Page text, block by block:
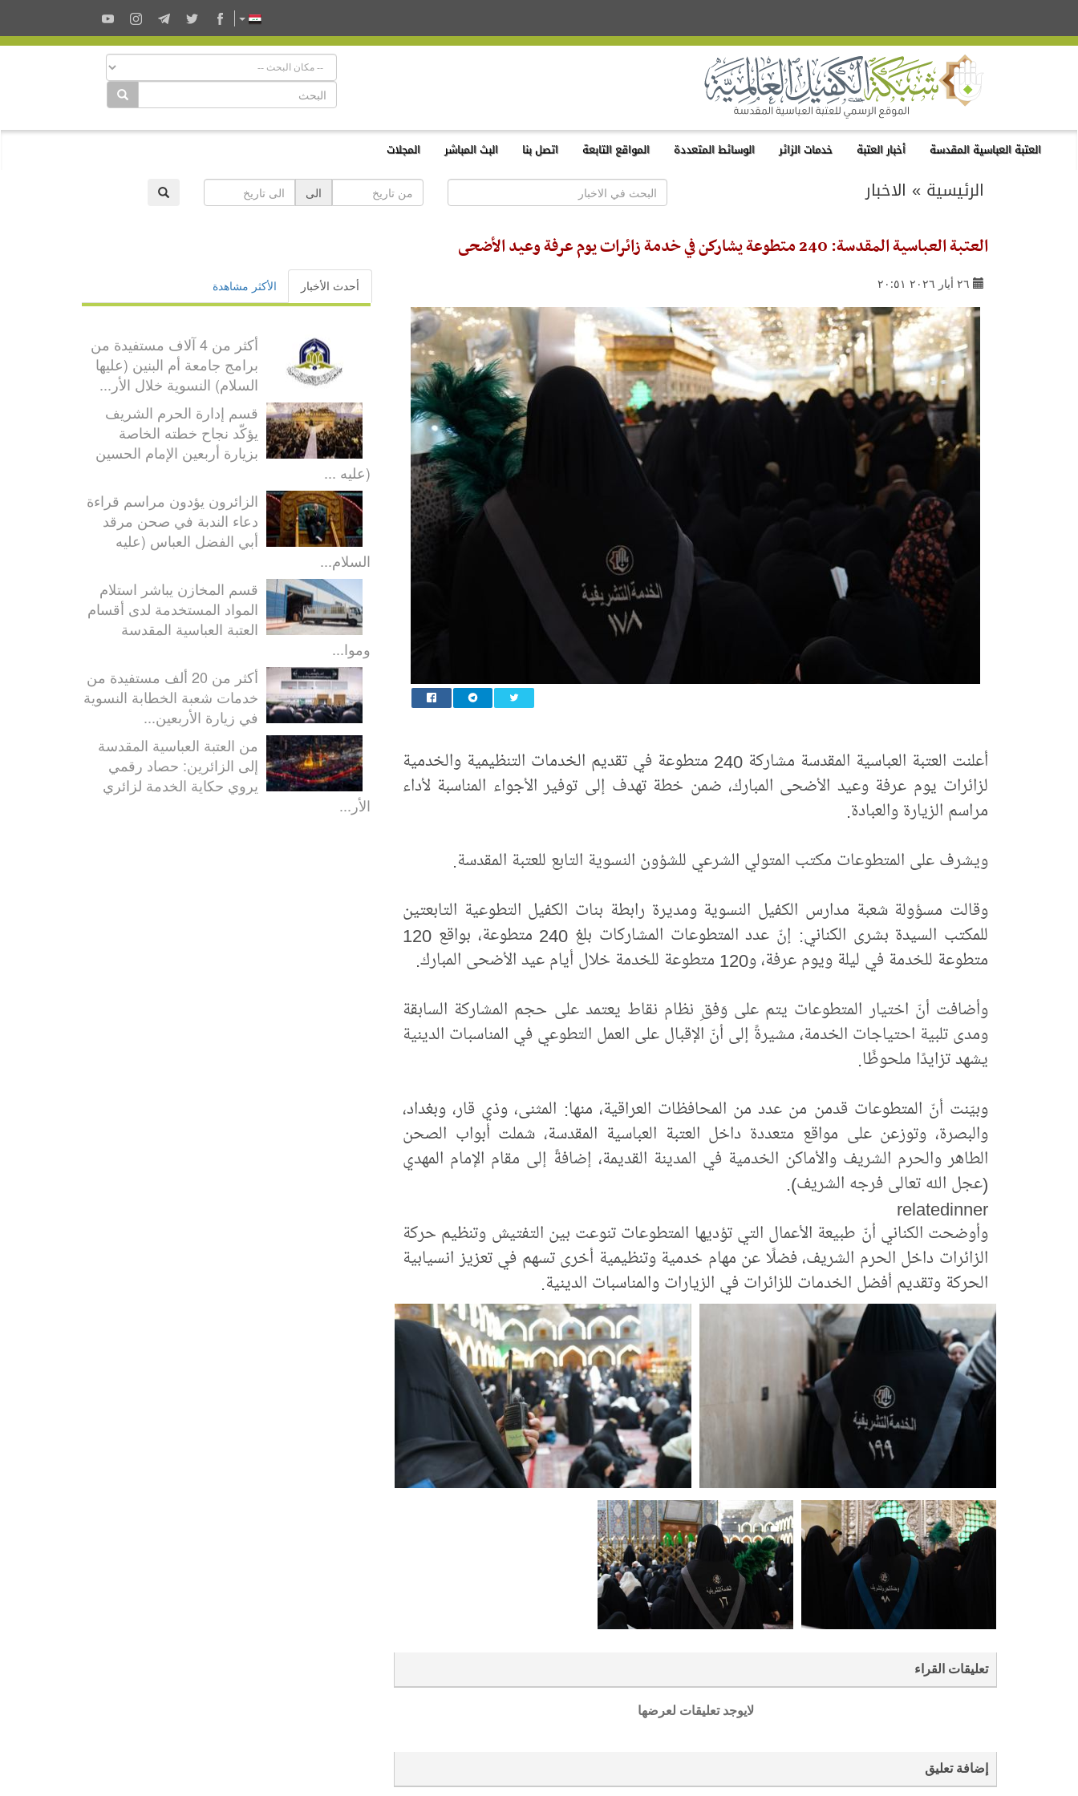
العتبة العباسية المقدسة أخبار العتبة خدمات الزائر الوسائط المتعددة المواقع التابعة اتصل بنا البث المباشر المجلات
الرئيسية » الاخبار الى
العتبة العباسية المقدسة: 240 متطوعة يشاركن في خدمة زائرات يوم عرفة وعيد الأضحى
٢٦ أيار ٢٠٢٦ ٢٠:٥١
أعلنت العتبة العباسية المقدسة مشاركة 240 متطوعة في تقديم الخدمات التنظيمية والخدمية
لزائرات يوم عرفة وعيد الأضحى المبارك، ضمن خطة تهدف إلى توفير الأجواء المناسبة لأداء
مراسم الزيارة والعبادة.
ويشرف على المتطوعات مكتب المتولي الشرعي للشؤون النسوية التابع للعتبة المقدسة.
وقالت مسؤولة شعبة مدارس الكفيل النسوية ومديرة رابطة بنات الكفيل التطوعية التابعتين
للمكتب السيدة بشرى الكناني: إنّ عدد المتطوعات المشاركات بلغ 240 متطوعة، بواقع 120
متطوعة للخدمة في ليلة ويوم عرفة، و120 متطوعة للخدمة خلال أيام عيد الأضحى المبارك.
وأضافت أنّ اختيار المتطوعات يتم على وَفقِ نظام نقاط يعتمد على حجم المشاركة السابقة
ومدى تلبية احتياجات الخدمة، مشيرةً إلى أنّ الإقبال على العمل التطوعي في المناسبات الدينية
يشهد تزايدًا ملحوظًا.
وبيّنت أنّ المتطوعات قدمن من عدد من المحافظات العراقية، منها: المثنى، وذي قار، وبغداد،
والبصرة، وتوزعن على مواقع متعددة داخل العتبة العباسية المقدسة، شملت أبواب الصحن
الطاهر والحرم الشريف والأماكن الخدمية في المدينة القديمة، إضافةً إلى مقام الإمام المهدي
(عجل الله تعالى فرجه الشريف).
relatedinner
وأوضحت الكناني أنّ طبيعة الأعمال التي تؤديها المتطوعات تنوعت بين التفتيش وتنظيم حركة
الزائرات داخل الحرم الشريف، فضلًا عن مهام خدمية وتنظيمية أخرى تسهم في تعزيز انسيابية
الحركة وتقديم أفضل الخدمات للزائرات في الزيارات والمناسبات الدينية.
تعليقات القراء
لايوجد تعليقات لعرضها
إضافة تعليق
أحدث الأخبار الأكثر مشاهدة
أكثر من 4 آلاف مستفيدة من
برامج جامعة أم البنين (عليها
السلام) النسوية خلال الأر...
قسم إدارة الحرم الشريف
يؤكّد نجاح خطته الخاصة
بزيارة أربعين الإمام الحسين
(عليه ...
الزائرون يؤدون مراسم قراءة
دعاء الندبة في صحن مرقد
أبي الفضل العباس (عليه
السلام...
قسم المخازن يباشر استلام
المواد المستخدمة لدى أقسام
العتبة العباسية المقدسة
وموا...
أكثر من 20 ألف مستفيدة من
خدمات شعبة الخطابة النسوية
في زيارة الأربعين...
من العتبة العباسية المقدسة
إلى الزائرين: حصاد رقمي
يروي حكاية الخدمة لزائري
الأر...